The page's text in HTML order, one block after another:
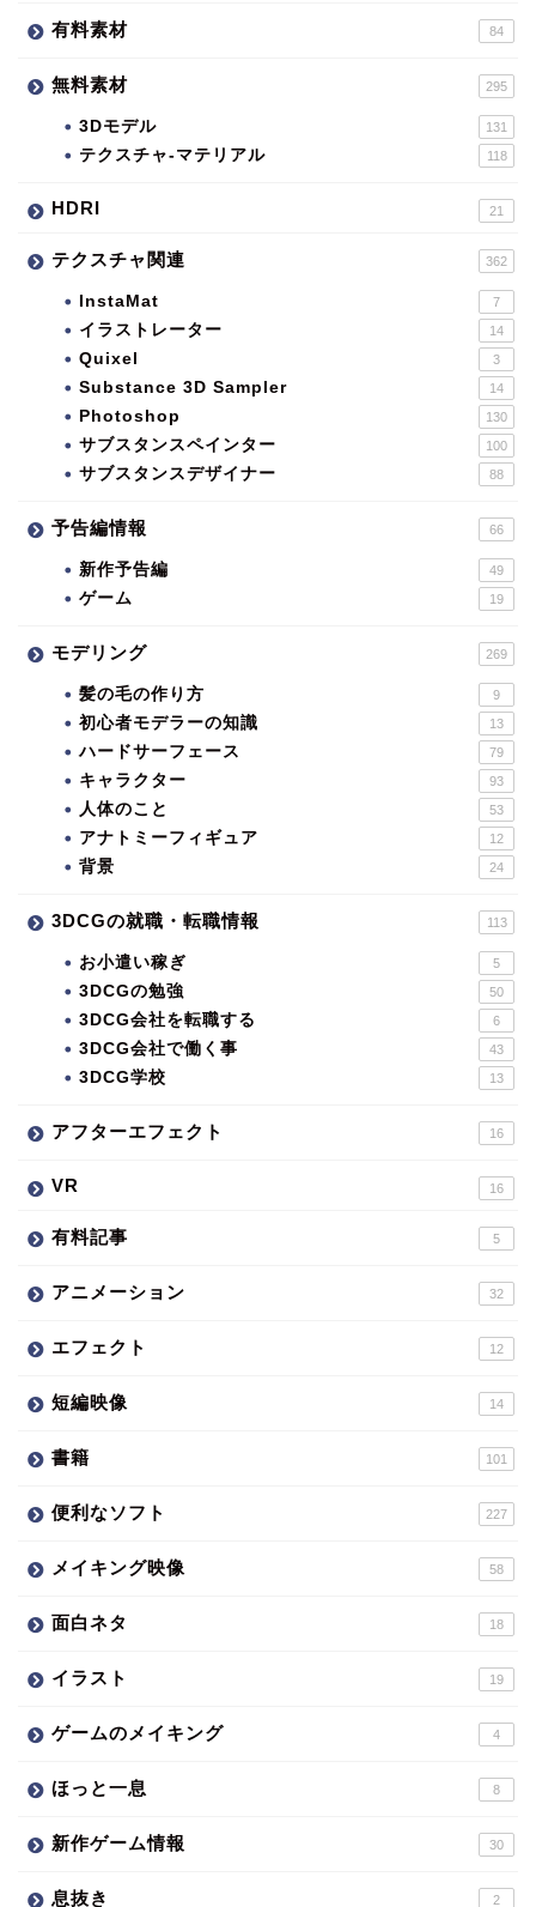
有料素材 84
無料素材 295
3Dモデル 131
テクスチャ-マテリアル 118
HDRI 21
テクスチャ関連 362
InstaMat 7
イラストレーター 14
Quixel 3
Substance 3D Sampler 14
Photoshop 130
サブスタンスペインター 100
サブスタンスデザイナー 88
予告編情報 66
新作予告編 49
ゲーム 19
モデリング 269
髪の毛の作り方 9
初心者モデラーの知識 13
ハードサーフェース 79
キャラクター 93
人体のこと 53
アナトミーフィギュア 12
背景 24
3DCGの就職・転職情報 113
お小遣い稼ぎ 5
3DCGの勉強 50
3DCG会社を転職する 6
3DCG会社で働く事 43
3DCG学校 13
アフターエフェクト 16
VR 16
有料記事 5
アニメーション 32
エフェクト 12
短編映像 14
書籍 101
便利なソフト 227
メイキング映像 58
面白ネタ 18
イラスト 19
ゲームのメイキング 4
ほっと一息 8
新作ゲーム情報 30
息抜き 2